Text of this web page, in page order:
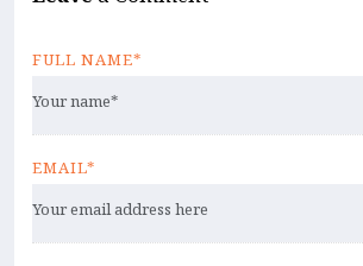
FULL NAME*
EMAIL*